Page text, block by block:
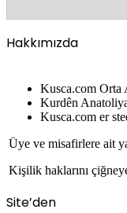
Hakkımızda
Kusca.com Orta
Kurdên
Kusca.com er
Üye ve misafirlere ait
Kişilik haklarını
Site’den